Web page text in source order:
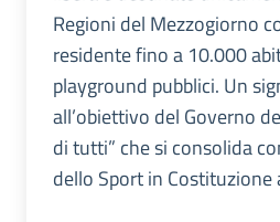
Regioni del Mezzogiorno
residente fino a 10.000
playground pubblici. Un
all’obiettivo del Governo
di tutti” che si consolida
dello Sport in Costituzione